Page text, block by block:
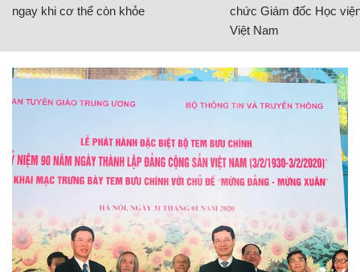
ngay khi cơ thể còn khỏe
chức Giám đốc Học
Việt Nam